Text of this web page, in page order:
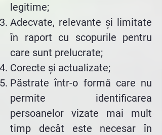
legitime;
Adecvate, relevante și limitate
în raport cu scopurile pentru
care sunt prelucrate;
Corecte și actualizate;
Păstrate într-o formă care nu
permite identificarea
persoanelor vizate mai mult
timp decât este necesar în